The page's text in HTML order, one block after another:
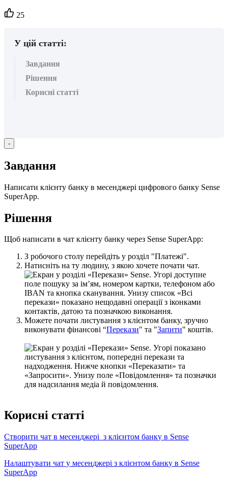
Кількість
вподобайок:
25
У цій статті:
Завдання
Рішення
Корисні статті
-
Завдання
Написати клієнту банку в месенджері цифрового банку Sense
SuperApp.
Рішення
Щоб написати в чат клієнту банку через Sense SuperApp:
З робочого столу перейдіть у розділ "Платежі".
Натисніть на ту людину, з якою хочете почати чат.
Можете почати листування з клієнтом банку, зручно
виконувати фінансові “Перекази" та "Запити" коштів.
Корисні статті
Створити чат в месенджері з клієнтом банку в Sense
SuperApp
Налаштувати чат у месенджері з клієнтом банку в Sense
SuperApp